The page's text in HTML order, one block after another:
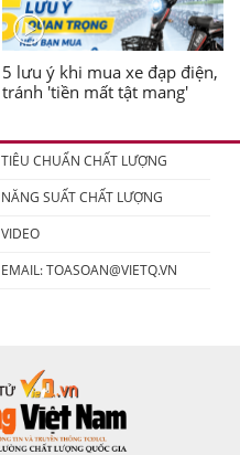
5 lưu ý khi mua xe đạp điện,
tránh 'tiền mất tật mang'
TIÊU CHUẨN CHẤT LƯỢNG
NĂNG SUẤT CHẤT LƯỢNG
VIDEO
EMAIL:TOASOAN@VIETQ.VN